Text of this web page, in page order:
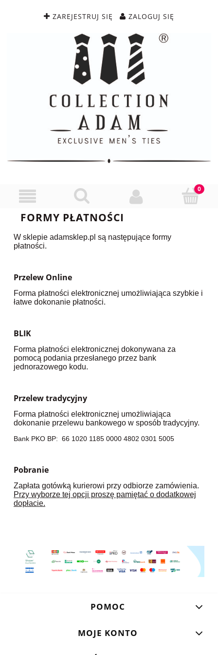
ZAREJESTRUJ SIĘ ZALOGUJ SIĘ
FORMY PŁATNOŚCI
W sklepie adamsklep.pl są następujące formy
płatności.
Przelew Online
Forma płatności elektronicznej umożliwiająca szybkie i
łatwe dokonanie płatności.
BLIK
Forma płatności elektronicznej dokonywana za
pomocą podania przesłanego przez bank
jednorazowego kodu.
Przelew tradycyjny
Forma płatności elektronicznej umożliwiająca
dokonanie przelewu bankowego w sposób tradycyjny.
Bank PKO BP: 66 1020 1185 0000 4802 0301 5005
Pobranie
Zapłata gotówką kurierowi przy odbiorze zamówienia.
Przy wyborze tej opcji proszę pamiętać o dodatkowej
dopłacie.
POMOC
MOJE KONTO